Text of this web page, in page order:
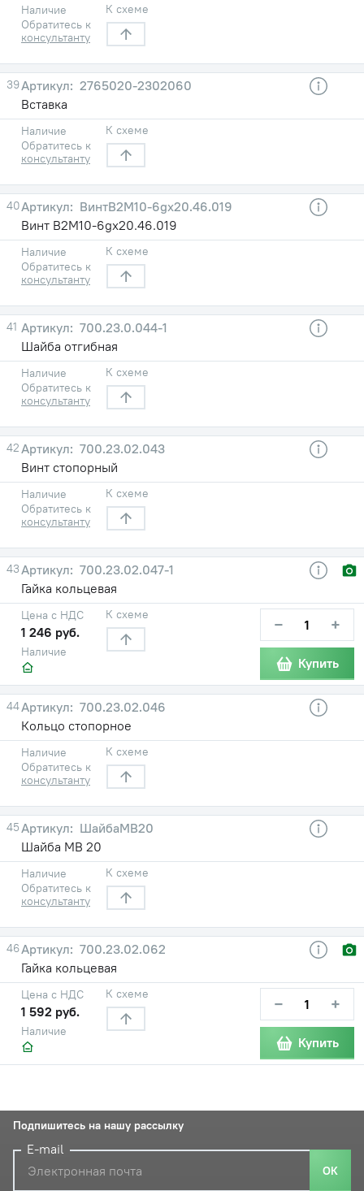
Наличие
Обратитесь к
консультанту
К схеме
39
2765020-2302060
Вставка
Наличие
Обратитесь к
консультанту
К схеме
40
ВинтВ2М10-6gх20.46.019
Винт В2М10-6gх20.46.019
Наличие
Обратитесь к
консультанту
К схеме
41
700.23.0.044-1
Шайба отгибная
Наличие
Обратитесь к
консультанту
К схеме
42
700.23.02.043
Винт стопорный
Наличие
Обратитесь к
консультанту
К схеме
43
700.23.02.047-1
Гайка кольцевая
Наличие
Цена с НДС
1 246 руб.
К схеме − +
Купить
44
700.23.02.046
Кольцо стопорное
Наличие
Обратитесь к
консультанту
К схеме
45
ШайбаМВ20
Шайба МВ 20
Наличие
Обратитесь к
консультанту
К схеме
46
700.23.02.062
Гайка кольцевая
Наличие
Цена с НДС
1 592 руб.
К схеме − +
Купить
Подпишитесь на нашу рассылку
E-mail
ОК